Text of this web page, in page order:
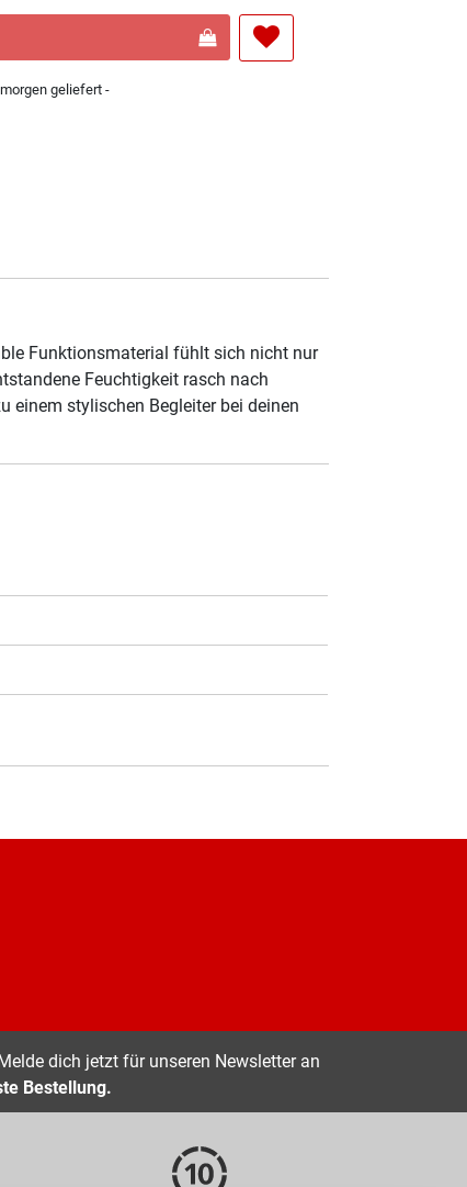
geliefert -
Funktionsmaterial fühlt sich nicht nur
Feuchtigkeit rasch nach
einem stylischen Begleiter bei deinen
dich jetzt für unseren Newsletter an
Bestellung.